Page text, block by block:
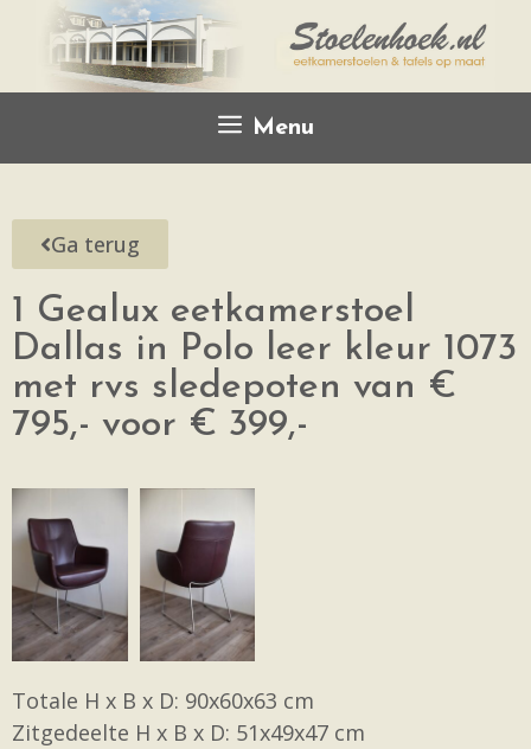
Menu
Ga terug
1 Gealux eetkamerstoel
Dallas in Polo leer kleur 1073
met rvs sledepoten van €
795,- voor € 399,-
Totale H x B x D: 90x60x63 cm
Zitgedeelte H x B x D: 51x49x47 cm